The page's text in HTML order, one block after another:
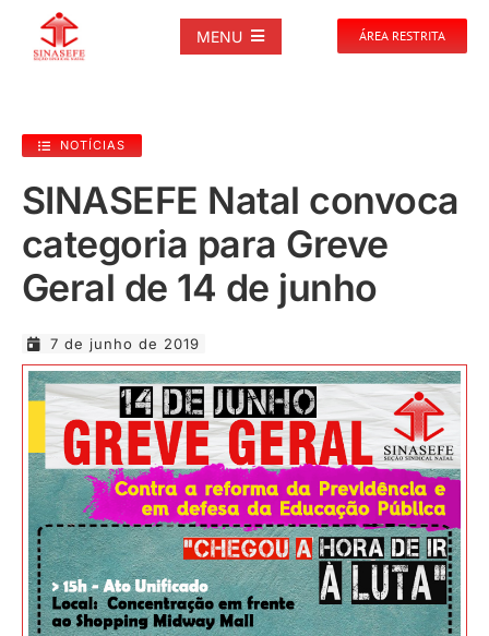
MENU
NOTÍCIAS
PUBLICAÇÕES
DOCUMENTOS
GALERIAS
EVENTOS
JURÍDICO
CLUBE
ÁREA RESTRITA
NOTÍCIAS
SINASEFE Natal convoca
categoria para Greve
Geral de 14 de junho
7 de junho de 2019